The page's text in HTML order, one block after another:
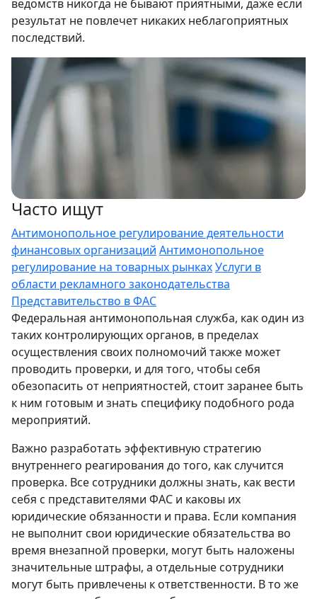
ведомств никогда не бывают приятными, даже если
результат не повлечет никаких неблагоприятных
последствий.
Часто ищут
Антимонопольное регулирование деятельности
финансовых организаций Антимонопольное
регулирование на товарных рынкахУслуги в
области рекламного законодательства
Представительство в ФАС
Федеральная антимонопольная служба, как один из
таких контролирующих органов, в пределах
осуществления своих полномочий также может
проводить проверки, и для того, чтобы себя
обезопасить от неприятностей, стоит заранее быть
к ним готовым и знать специфику подобного рода
мероприятий.
Важно разработать эффективную стратегию
внутреннего реагирования до того, как случится
проверка. Все сотрудники должны знать, как вести
себя с представителями ФАС и каковы их
юридические обязанности и права. Если компания
не выполнит свои юридические обязательства во
время внезапной проверки, могут быть наложены
значительные штрафы, а отдельные сотрудники
могут быть привлечены к ответственности. В то же